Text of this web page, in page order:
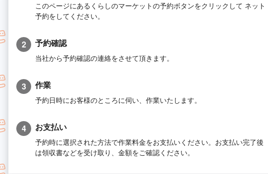
このページにあるくらしのマーケットの予約ボタンをクリックして ネット
予約をしてください。
2 予約確認
当社から予約確認の連絡をさせて頂きます。
3 作業
予約日時にお客様のところに伺い、作業いたします。
4 お支払い
予約時に選択された方法で作業料金をお支払いください。お支払い完了後
は領収書などを受け取り、金額をご確認ください。